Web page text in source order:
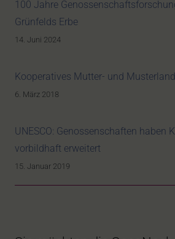
100 Jahre
Grünfelds Erbe
14. Juni 2024
Kooperatives Mutter- und
6. März 2018
UNESCO: Genossenschaften haben
vorbildhaft erweitert
15. Januar 2019